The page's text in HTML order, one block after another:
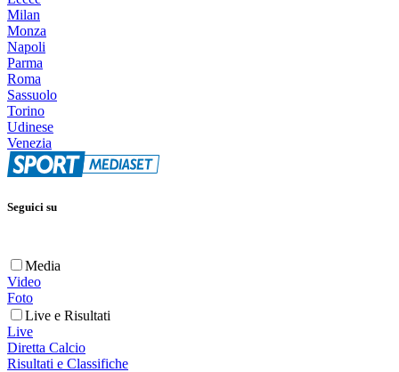
Milan
Monza
Napoli
Parma
Roma
Sassuolo
Torino
Udinese
Venezia
Seguici su
Media
Video
Foto
Live e Risultati
Live
Diretta Calcio
Risultati e Classifiche